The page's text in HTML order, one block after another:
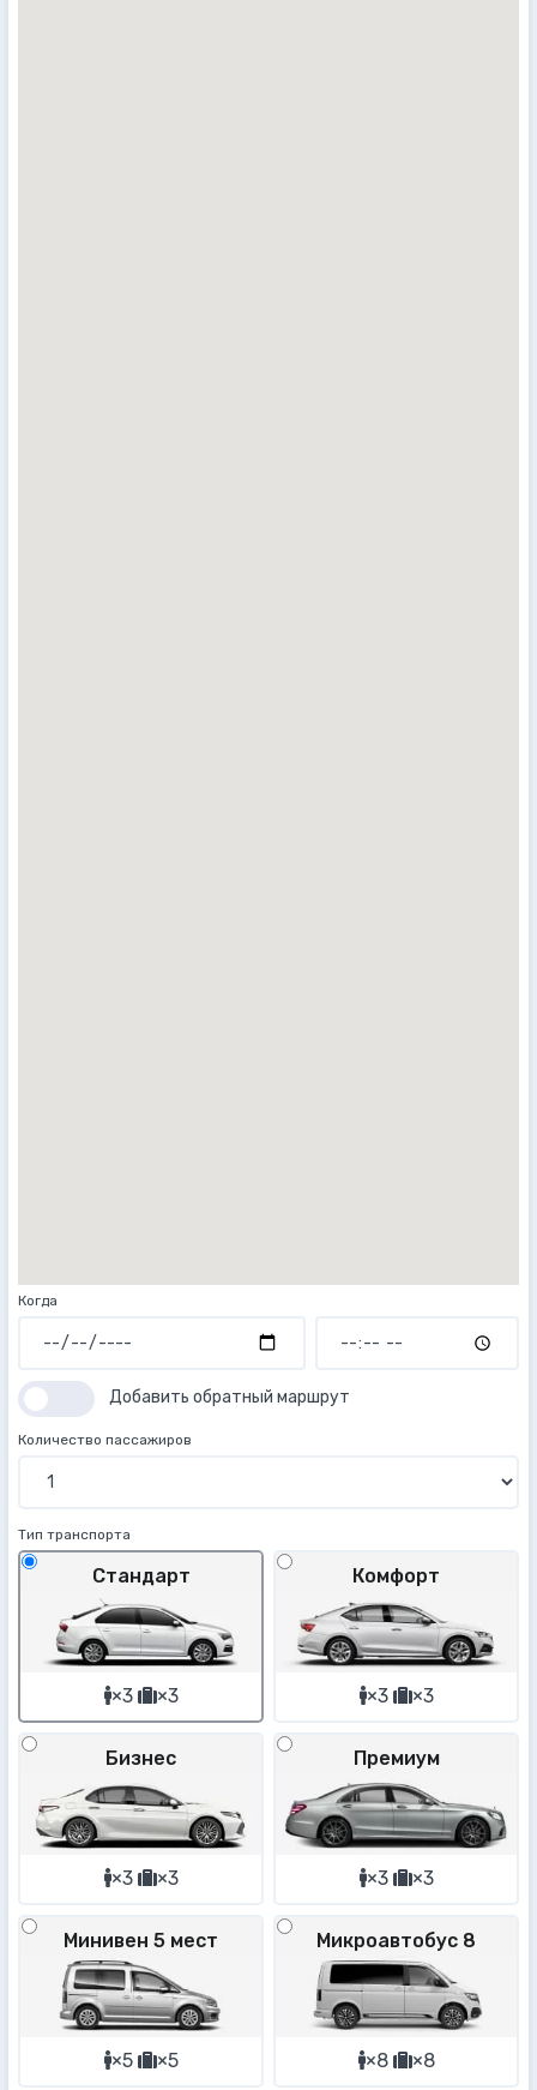
Когда
Добавить обратный маршрут
Количество пассажиров
Тип транспорта
Стандарт
×3 ×3
Комфорт
×3 ×3
Бизнес
×3 ×3
Премиум
×3 ×3
Минивен 5 мест
×5 ×5
Микроавтобус 8
×8 ×8